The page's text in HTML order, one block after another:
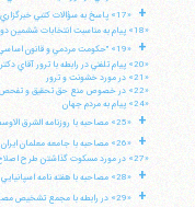
+
«17» پاسخ به سؤالات كتبي خبرگزاري رويتر و روزنامه گاردين
«18» پيام به مناسبت انتخابات ششمين دوره مجلس شوراي اسلامي
+
«19» "حكومت مردمي و قانون اساسي"
«20» پيام تلفني در رابطه با ترور آقاي دكتر سعيد حجاريان
«21» در مورد خشونت و ترور
«22» در خصوص منع حق تحقيق و تفحص مجلس نسبت به نهادهاي مربوط به مقامرهبري
«24» پيام به مردم جهان
+ «25» مصاحبه با روزنامه الشرق الاوسط
+
«26» مصاحبه با جامعه معلمان ايران
«27» در مورد مسكوت گذاشتن طرح اصلاح قانون مطبوعات
+ «28» مصاحبه با هفته نامه اسپانيايي تيمپو
+ «29» در رابطه با مجمع تشخيص مصلحت نظام